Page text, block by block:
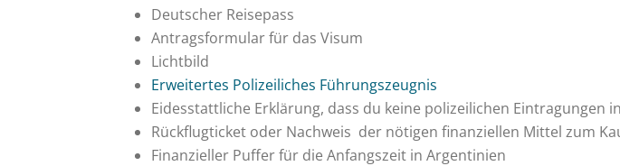
Deutscher Reisepass
Antragsformular für das Visum
Lichtbild
Erweitertes Polizeiliches Führungszeugnis
Eidesstattliche Erklärung, dass du keine polizeilichen Eintragungen
Rückflugticket oder Nachweis der nötigen finanziellen Mittel zum
Finanzieller Puffer für die Anfangszeit in Argentinien